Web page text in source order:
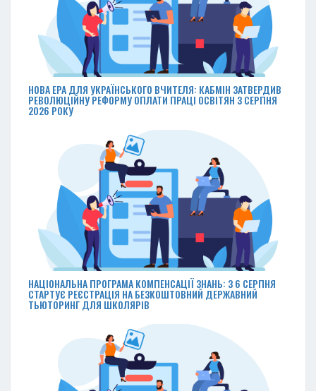
НОВА ЕРА ДЛЯ УКРАЇНСЬКОГО ВЧИТЕЛЯ: КАБМІН ЗАТВЕРДИВ
РЕВОЛЮЦІЙНУ РЕФОРМУ ОПЛАТИ ПРАЦІ ОСВІТЯН З СЕРПНЯ
2026 РОКУ
НАЦІОНАЛЬНА ПРОГРАМА КОМПЕНСАЦІЇ ЗНАНЬ: З 6 СЕРПНЯ
СТАРТУЄ РЕЄСТРАЦІЯ НА БЕЗКОШТОВНИЙ ДЕРЖАВНИЙ
ТЬЮТОРИНГ ДЛЯ ШКОЛЯРІВ